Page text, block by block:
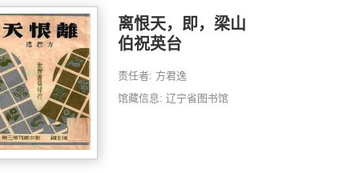
离恨天，即，梁山
伯祝英台
责任者: 方君逸
馆藏信息: 辽宁省图书馆